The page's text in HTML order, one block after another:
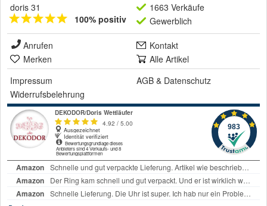
doris 31
100% positiv
1663 Verkäufe
Gewerblich
Anrufen
Kontakt
Merken
Alle Artikel
Impressum
AGB & Datenschutz
Widerrufsbelehrung